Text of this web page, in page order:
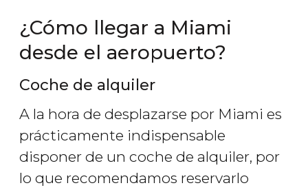
¿Cómo llegar a Miami
desde el aeropuerto?
Coche de alquiler
A la hora de desplazarse por Miami es
prácticamente indispensable
disponer de un coche de alquiler, por
lo que recomendamos reservarlo